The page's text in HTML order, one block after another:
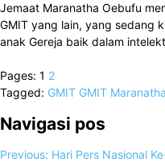
Jemaat Maranatha Oebufu
GMIT yang lain, yang sedang
anak Gereja baik dalam
Pages: 1 2
Tagged: GMIT GMIT
Navigasi pos
Previous: Hari Pers Nasional